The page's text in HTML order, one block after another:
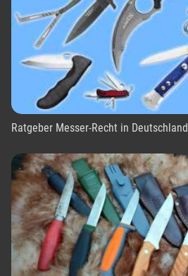
Ratgeber Messer-Recht in Deutschland